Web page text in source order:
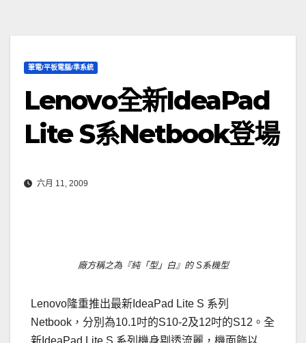
筆電/平板電腦/準系統
Lenovo全新IdeaPad
Lite S系Netbook登場
六月 11, 2009
廠方稱之為『純「型」白』的 S系機型
Lenovo隆重推出最新IdeaPad Lite S 系列
Netbook，分別為10.1吋的S10-2及12吋的S12。全